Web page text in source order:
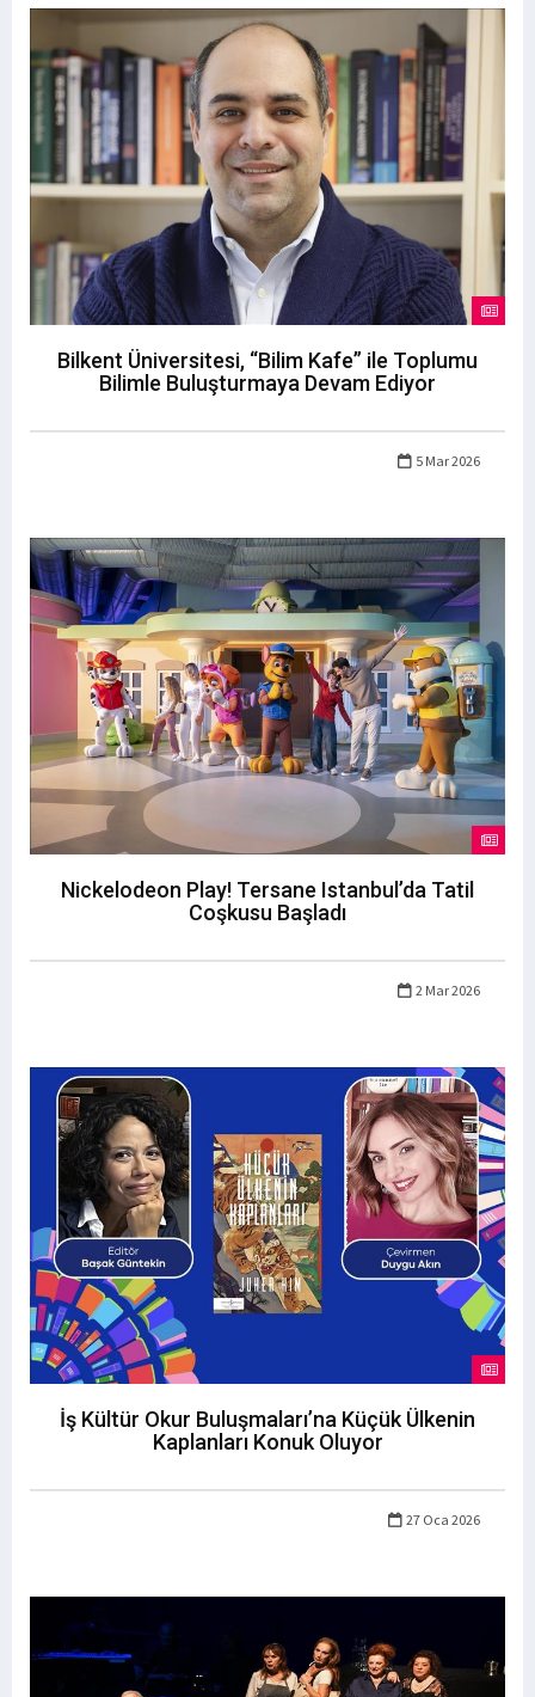
Bilkent Üniversitesi, “Bilim Kafe” ile Toplumu
Bilimle Buluşturmaya Devam Ediyor
5 Mar 2026
Nickelodeon Play! Tersane Istanbul’da Tatil
Coşkusu Başladı
2 Mar 2026
İş Kültür Okur Buluşmaları’na Küçük Ülkenin
Kaplanları Konuk Oluyor
27 Oca 2026